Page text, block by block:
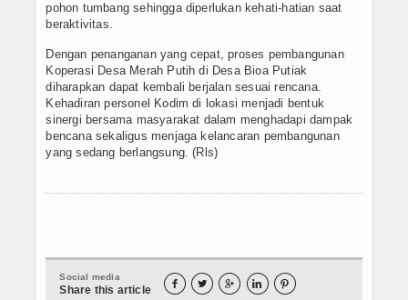
pohon tumbang sehingga diperlukan kehati-hatian saat
beraktivitas.
Dengan penanganan yang cepat, proses pembangunan
Koperasi Desa Merah Putih di Desa Bioa Putiak
diharapkan dapat kembali berjalan sesuai rencana.
Kehadiran personel Kodim di lokasi menjadi bentuk
sinergi bersama masyarakat dalam menghadapi dampak
bencana sekaligus menjaga kelancaran pembangunan
yang sedang berlangsung. (Rls)
Social media
Share this article     